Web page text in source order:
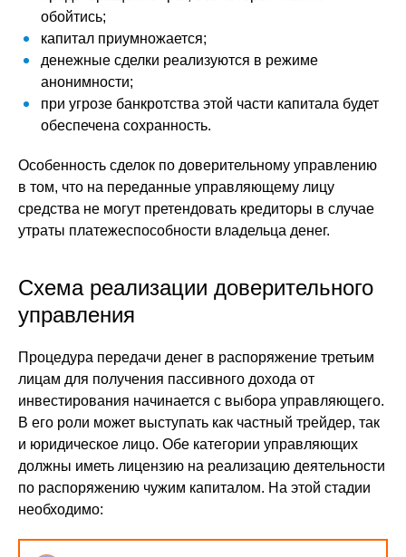
обойтись;
капитал приумножается;
денежные сделки реализуются в режиме
анонимности;
при угрозе банкротства этой части капитала будет
обеспечена сохранность.
Особенность сделок по доверительному управлению
в том, что на переданные управляющему лицу
средства не могут претендовать кредиторы в случае
утраты платежеспособности владельца денег.
Схема реализации доверительного
управления
Процедура передачи денег в распоряжение третьим
лицам для получения пассивного дохода от
инвестирования начинается с выбора управляющего.
В его роли может выступать как частный трейдер, так
и юридическое лицо. Обе категории управляющих
должны иметь лицензию на реализацию деятельности
по распоряжению чужим капиталом. На этой стадии
необходимо: